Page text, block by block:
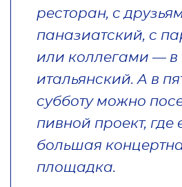
ресторан, с
паназиатский, с
или коллегами — в
итальянский. А в
субботу можно
пивной проект, где
большая
площадка.